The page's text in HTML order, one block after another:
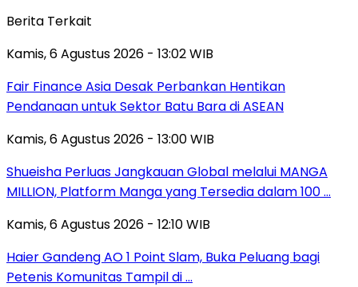
Berita Terkait
Kamis, 6 Agustus 2026 - 13:02 WIB
Fair Finance Asia Desak Perbankan Hentikan
Pendanaan untuk Sektor Batu Bara di ASEAN
Kamis, 6 Agustus 2026 - 13:00 WIB
Shueisha Perluas Jangkauan Global melalui MANGA
MILLION, Platform Manga yang Tersedia dalam 100 …
Kamis, 6 Agustus 2026 - 12:10 WIB
Haier Gandeng AO 1 Point Slam, Buka Peluang bagi
Petenis Komunitas Tampil di …